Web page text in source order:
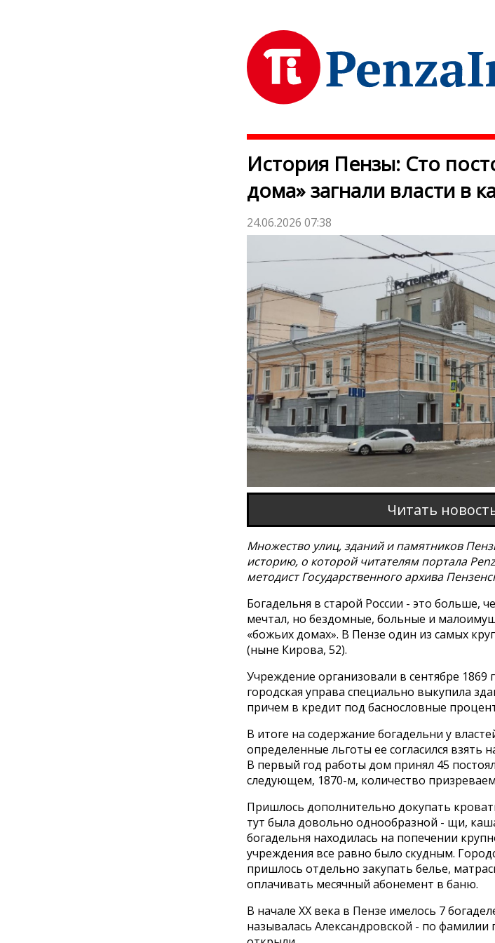
История Пензы: Сто
дома» загнали власти в
24.06.2026 07:38
Читать
Множество улиц, зданий и памятников
историю, о которой читателям портала
методист Государственного архива
Богадельня в старой России - это больше,
мечтал, но бездомные, больные и
«божьих домах». В Пензе один из самых
(ныне Кирова, 52).
Учреждение организовали в сентябре
городская управа специально выкупила
причем в кредит под баснословные
В итоге на содержание богадельни у
определенные льготы ее согласился взять
В первый год работы дом принял 45
следующем, 1870-м, количество
Пришлось дополнительно докупать
тут была довольно однообразной - щи,
богадельня находилась на попечении
учреждения все равно было скудным.
пришлось отдельно закупать белье,
оплачивать месячный абонемент в баню.
В начале XX века в Пензе имелось 7
называлась Александровской - по фамилии